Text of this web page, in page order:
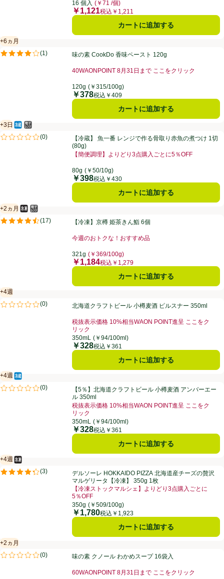
16 個入 (￥71 /個)
価格
￥1,121税込￥1,211
カートに追加する
味の素 CookDo 香味ペースト 120g
+6ヵ月
賞味・消費期限保証：6ヵ月
(1)
評価は1件のレビューで5点中4.0点。味の素 CookDo 香味ペースト 120g
40WAONPOINT 8月31日まで ここをクリック
120g (￥315/100g)
価格
￥378税込￥409
カートに追加する
【冷蔵】 魚一番 レンジで作る骨取り赤魚の煮つけ 1切 (80g)
+3日
賞味・消費期限保証：3日
冷蔵食品
電子レンジ使用可
(0)
評価は0件のレビューで5点中0.0点。【冷蔵】 魚一番 レンジで作る骨取り赤魚の煮つけ 1切
(80g)
【簡便調理】よりどり3点購入ごとに5％OFF
80g (￥50/10g)
価格
￥398税込￥430
カートに追加する
【冷凍】京樽 姫茶きん鮨 6個
+2ヵ月
賞味・消費期限保証：2ヵ月
冷凍食品
電子レンジ使用可
(17)
評価は17件のレビューで5点中4.5点。
【冷凍】京樽 姫茶きん鮨 6個
今週のおトクな！おすすめ品
321g (￥369/100g)
価格
￥1,184税込￥1,279
カートに追加する
北海道クラフトビール 小樽麦酒 ピルスナー 350ml
+4週
賞味・消費期限保証：4週間
(0)
評価は0件のレビューで5点中0.0点。北海道クラフトビール 小樽麦酒 ピルスナー 350ml
税抜表示価格 10%相当WAON POINT進呈 ここをク
リック
350mL (￥94/100ml)
価格
￥328税込￥361
カートに追加する
【5％】北海道クラフトビール 小樽麦酒 アンバーエール 350ml
+4週
賞味・消費期限保証：4週間
冷蔵食品
(0)
評価は0件のレビューで5点中0.0点。【5％】北海道クラフトビール 小樽麦酒 アンバーエー
ル 350ml
税抜表示価格 10%相当WAON POINT進呈 ここをク
リック
350mL (￥94/100ml)
価格
￥328税込￥361
カートに追加する
デルソーレ HOKKAIDO PIZZA 北海道産チーズの贅沢マルゲリータ【
+4週
賞味・消費期限保証：4週間
冷凍食品
(3)
評価は3件のレビューで5点中4.3点。デルソーレ HOKKAIDO PIZZA 北海道産チーズの贅沢
マルゲリータ【冷凍】 350g 1枚
【冷凍ストックマルシェ】よりどり3点購入ごとに
5％OFF
350g (￥509/100g)
価格
￥1,780税込￥1,923
カートに追加する
味の素 クノール わかめスープ 16袋入
+2ヵ月
賞味・消費期限保証：2ヵ月
(0)
評価は0件のレビューで5点中0.0点。味の素 クノール わかめスープ 16袋入
60WAONPOINT 8月31日まで ここをクリック